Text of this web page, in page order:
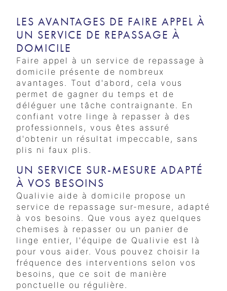
LES AVANTAGES DE FAIRE APPEL À
UN SERVICE DE REPASSAGE À
DOMICILE
Faire appel à un service de repassage à
domicile présente de nombreux
avantages. Tout d'abord, cela vous
permet de gagner du temps et de
déléguer une tâche contraignante. En
confiant votre linge à repasser à des
professionnels, vous êtes assuré
d'obtenir un résultat impeccable, sans
plis ni faux plis.
UN SERVICE SUR-MESURE ADAPTÉ
À VOS BESOINS
Qualivie aide à domicile propose un
service de repassage sur-mesure, adapté
à vos besoins. Que vous ayez quelques
chemises à repasser ou un panier de
linge entier, l'équipe de Qualivie est là
pour vous aider. Vous pouvez choisir la
fréquence des interventions selon vos
besoins, que ce soit de manière
ponctuelle ou régulière.